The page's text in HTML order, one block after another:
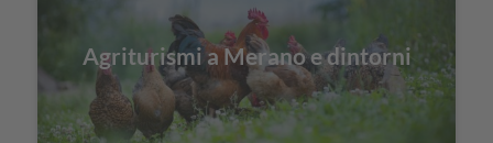
Agriturismi a Merano e dintorni